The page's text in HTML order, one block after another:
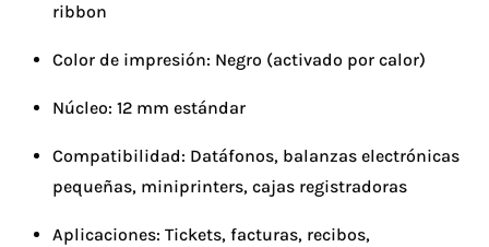
ribbon
Color de impresión: Negro (activado por calor)
Núcleo: 12 mm estándar
Compatibilidad: Datáfonos, balanzas electrónicas
pequeñas, miniprinters, cajas registradoras
Aplicaciones: Tickets, facturas, recibos,